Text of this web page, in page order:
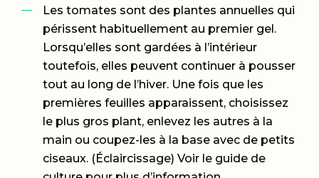
Les tomates sont des plantes annuelles qui
périssent habituellement au premier gel.
Lorsqu’elles sont gardées à l’intérieur
toutefois, elles peuvent continuer à pousser
tout au long de l’hiver. Une fois que les
premières feuilles apparaissent, choisissez
le plus gros plant, enlevez les autres à la
main ou coupez-les à la base avec de petits
ciseaux. (Éclaircissage) Voir le guide de